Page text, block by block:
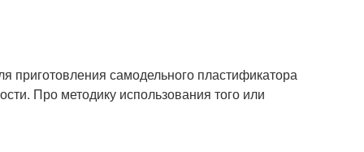
приготовления самодельного пластификатора
Про методику использования того или